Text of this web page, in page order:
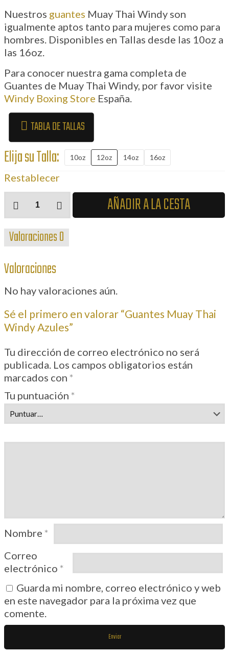
Nuestros guantes Muay Thai Windy son
igualmente aptos tanto para mujeres como para
hombres. Disponibles en Tallas desde las 10oz a
las 16oz.
Para conocer nuestra gama completa de
Guantes de Muay Thai Windy, por favor visite
Windy Boxing Store España.
TABLA DE TALLAS
Elija su Talla: 10oz 12oz 14oz 16oz
Restablecer
Muay
Windy
Azules
cantidad
AÑADIR A LA CESTA
Valoraciones0
Valoraciones
No hay valoraciones aún.
Sé el primero en valorar “Guantes Muay Thai
Windy Azules”
Tu dirección de correo electrónico no será
publicada. Los campos obligatorios están
marcados con *
Tu puntuación *
Nombre *
Correo
electrónico *
Guarda mi nombre, correo electrónico y web
en este navegador para la próxima vez que
comente.